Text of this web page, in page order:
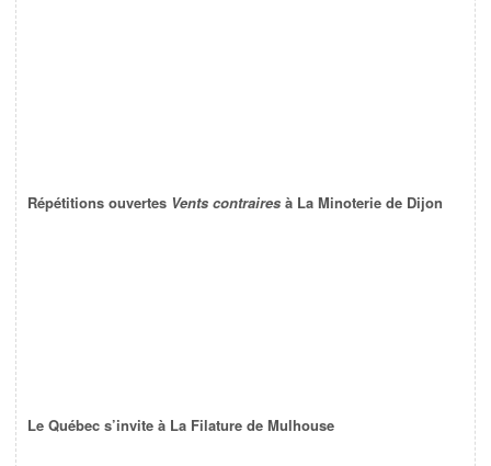
Répétitions ouvertes Vents contraires à La Minoterie de Dijon
Le Québec s’invite à La Filature de Mulhouse